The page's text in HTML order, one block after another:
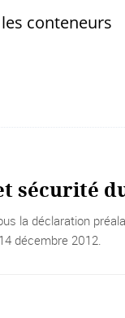
conteneurs
sécurité
la déclaration
décembre 2012.